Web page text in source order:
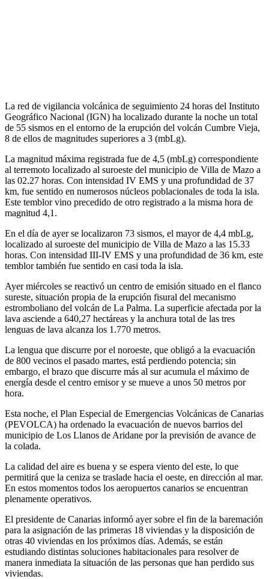
La red de vigilancia volcánica de seguimiento 24 horas del Instituto
Geográfico Nacional (IGN) ha localizado durante la noche un total
de 55 sismos en el entorno de la erupción del volcán Cumbre Vieja,
8 de ellos de magnitudes superiores a 3 (mbLg).
La magnitud máxima registrada fue de 4,5 (mbLg) correspondiente
al terremoto localizado al suroeste del municipio de Villa de Mazo a
las 02.27 horas. Con intensidad IV EMS y una profundidad de 37
km, fue sentido en numerosos núcleos poblacionales de toda la isla.
Este temblor vino precedido de otro registrado a la misma hora de
magnitud 4,1.
En el día de ayer se localizaron 73 sismos, el mayor de 4,4 mbLg,
localizado al suroeste del municipio de Villa de Mazo a las 15.33
horas. Con intensidad III-IV EMS y una profundidad de 36 km, este
temblor también fue sentido en casi toda la isla.
Ayer miércoles se reactivó un centro de emisión situado en el flanco
sureste, situación propia de la erupción fisural del mecanismo
estromboliano del volcán de La Palma. La superficie afectada por la
lava asciende a 640,27 hectáreas y la anchura total de las tres
lenguas de lava alcanza los 1.770 metros.
La lengua que discurre por el noroeste, que obligó a la evacuación
de 800 vecinos el pasado martes, está perdiendo potencia; sin
embargo, el brazo que discurre más al sur acumula el máximo de
energía desde el centro emisor y se mueve a unos 50 metros por
hora.
Esta noche, el Plan Especial de Emergencias Volcánicas de Canarias
(PEVOLCA) ha ordenado la evacuación de nuevos barrios del
municipio de Los Llanos de Aridane por la previsión de avance de
la colada.
La calidad del aire es buena y se espera viento del este, lo que
permitirá que la ceniza se traslade hacia el oeste, en dirección al mar.
En estos momentos todos los aeropuertos canarios se encuentran
plenamente operativos.
El presidente de Canarias informó ayer sobre el fin de la baremación
para la asignación de las primeras 18 viviendas y la disposición de
otras 40 viviendas en los próximos días. Además, se están
estudiando distintas soluciones habitacionales para resolver de
manera inmediata la situación de las personas que han perdido sus
viviendas.